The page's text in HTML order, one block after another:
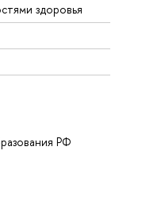
здоровья
РФ